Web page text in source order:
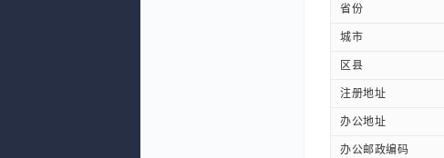
省份
城市
区县
注册地址
办公地址
办公邮政编码